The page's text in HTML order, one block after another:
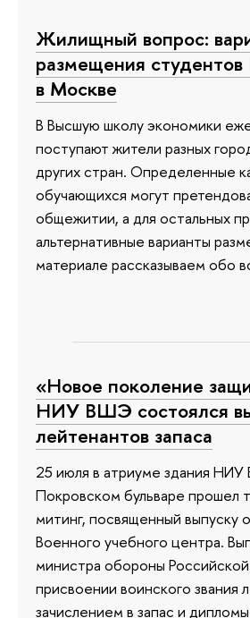
Жилищный вопрос:
размещения
в Москве
В Высшую школу экономики
поступают жители разных
других стран. Определенные
обучающихся могут
общежитии, а для остальных
альтернативные варианты
материале рассказываем обо
«Новое поколение
НИУ ВШЭ состоялся
лейтенантов запаса
25 июля в атриуме здания
Покровском бульваре прошел
митинг, посвященный выпуску
Военного учебного центра.
министра обороны
присвоении воинского звания
зачислением в запас и